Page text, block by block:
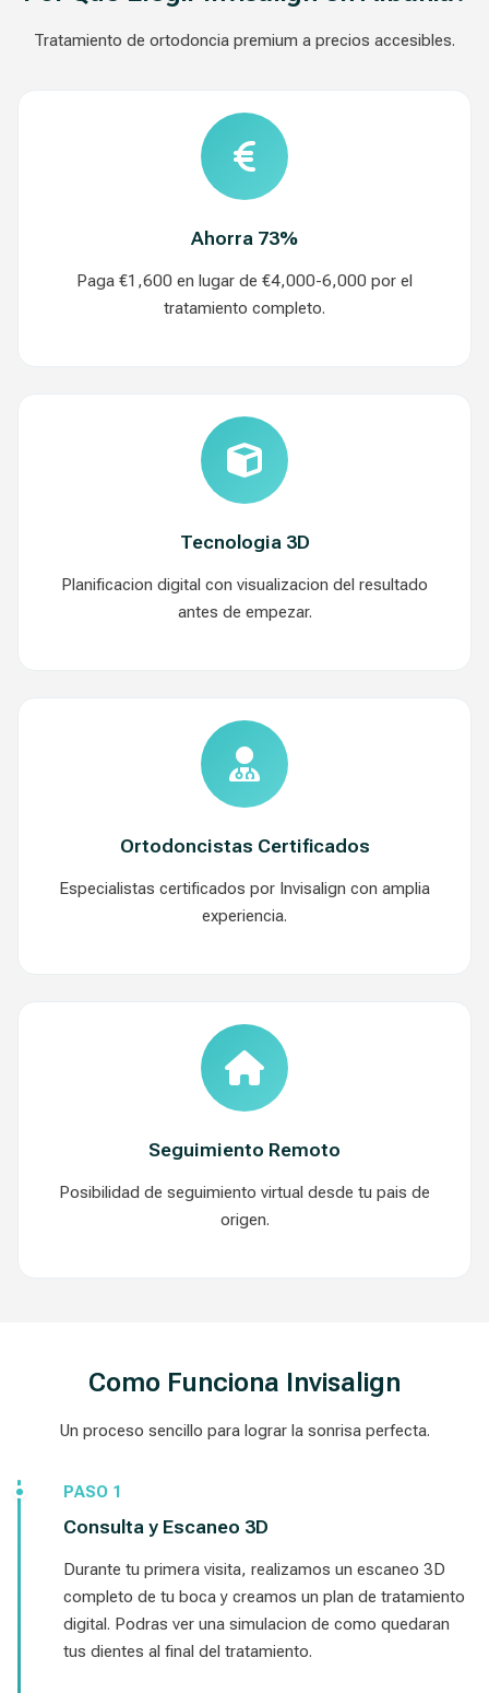
Tratamiento de ortodoncia premium a precios accesibles.
Ahorra 73%
Paga €1,600 en lugar de €4,000-6,000 por el
tratamiento completo.
Tecnologia 3D
Planificacion digital con visualizacion del resultado
antes de empezar.
Ortodoncistas Certificados
Especialistas certificados por Invisalign con amplia
experiencia.
Seguimiento Remoto
Posibilidad de seguimiento virtual desde tu pais de
origen.
Como Funciona Invisalign
Un proceso sencillo para lograr la sonrisa perfecta.
PASO 1
Consulta y Escaneo 3D
Durante tu primera visita, realizamos un escaneo 3D
completo de tu boca y creamos un plan de tratamiento
digital. Podras ver una simulacion de como quedaran
tus dientes al final del tratamiento.